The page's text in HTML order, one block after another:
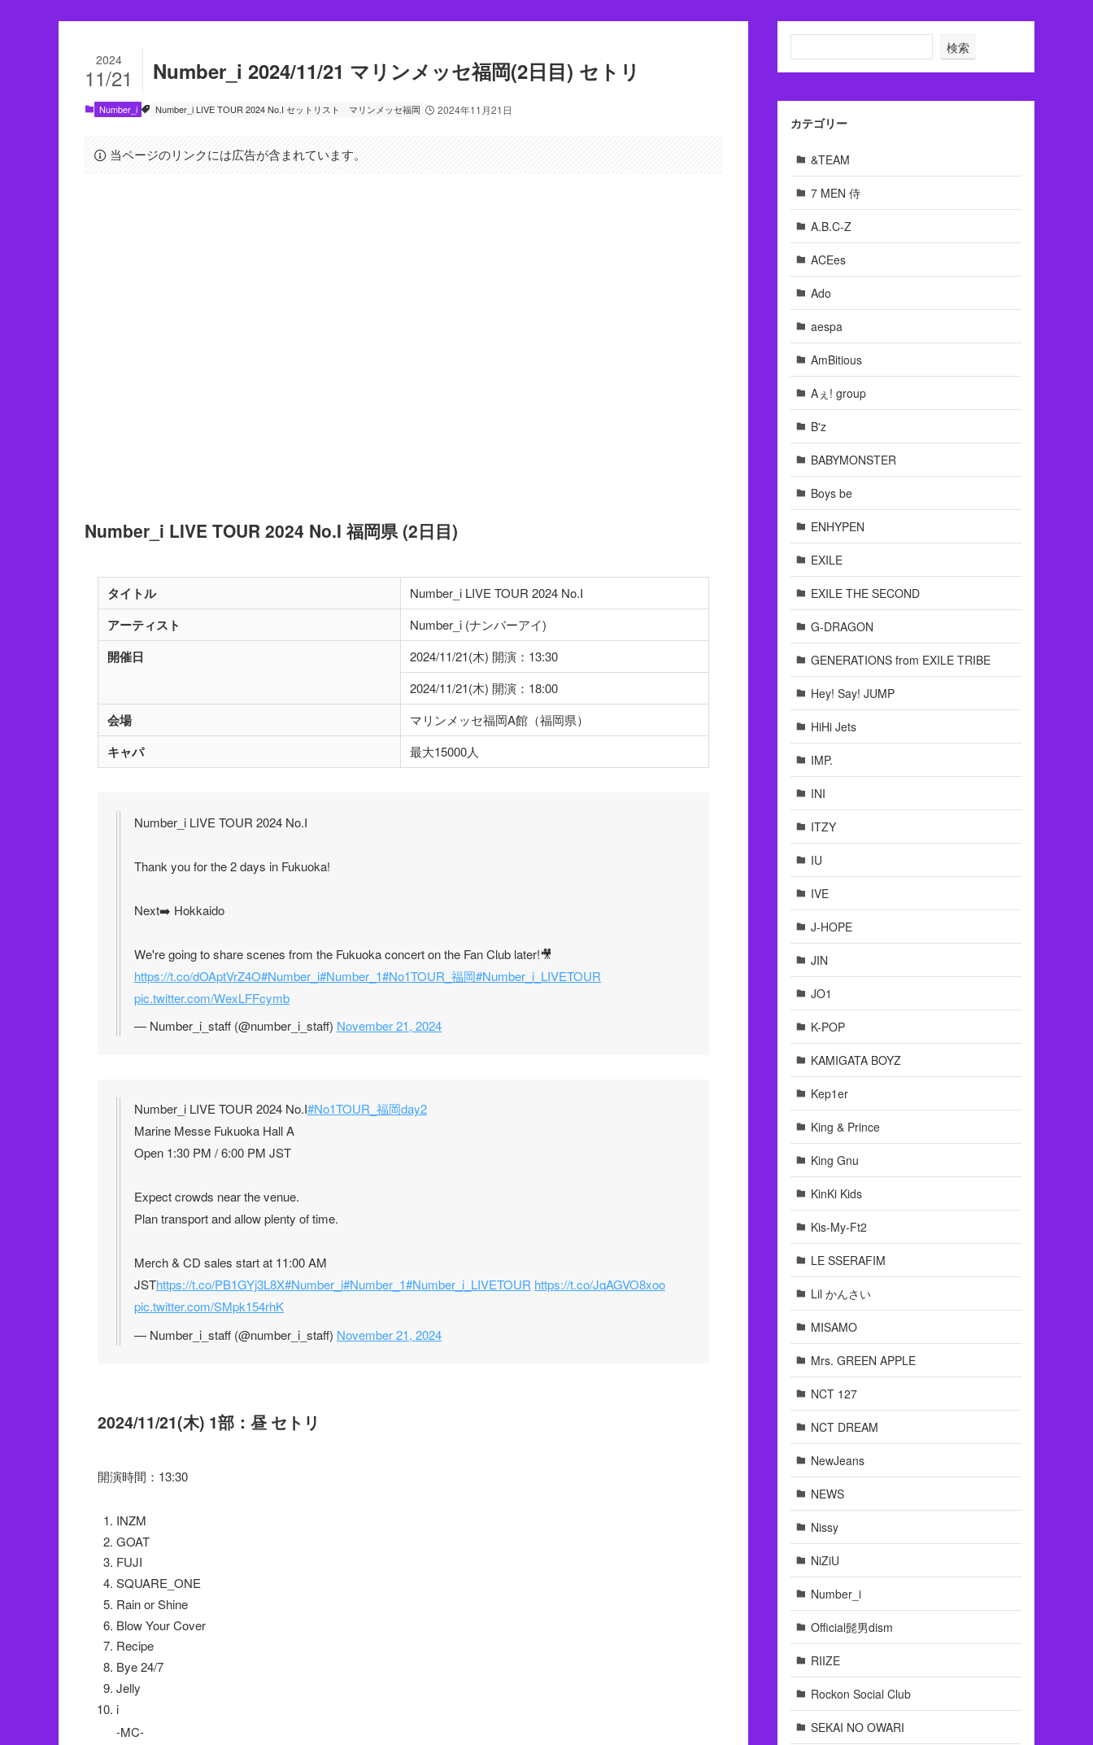
Number_i 2024/11/21 マリンメッセ福岡(2日目) セトリ
2024
11/21
Number_i Number_i LIVE TOUR 2024 No.I セットリスト マリンメッセ福岡 2024年11月21日
当ページのリンクには広告が含まれています。
Number_i LIVE TOUR 2024 No.I 福岡県 (2日目)
タイトル Number_i LIVE TOUR 2024 No.I
アーティスト Number_i (ナンバーアイ)
開催日
2024/11/21(木) 開演：13:30
2024/11/21(木) 開演：18:00
会場 マリンメッセ福岡A館（福岡県）
キャパ 最大15000人
Number_i LIVE TOUR 2024 No.I
Thank you for the 2 days in Fukuoka!
Next➡️ Hokkaido
We're going to share scenes from the Fukuoka concert on the Fan Club later!🎥
https://t.co/dOAptVrZ4O#Number_i#Number_1#No1TOUR_福岡#Number_i_LIVETOUR
pic.twitter.com/WexLFFcymb
— Number_i_staff (@number_i_staff) November 21, 2024
Number_i LIVE TOUR 2024 No.I#No1TOUR_福岡day2
Marine Messe Fukuoka Hall A
Open 1:30 PM / 6:00 PM JST
Expect crowds near the venue.
Plan transport and allow plenty of time.
Merch & CD sales start at 11:00 AM
JSThttps://t.co/PB1GYj3L8X#Number_i#Number_1#Number_i_LIVETOUR https://t.co/JqAGVO8xoo
pic.twitter.com/SMpk154rhK
— Number_i_staff (@number_i_staff) November 21, 2024
2024/11/21(木) 1部：昼 セトリ
開演時間：13:30
INZM
GOAT
FUJI
SQUARE_ONE
Rain or Shine
Blow Your Cover
Recipe
Bye 24/7
Jelly
i
-MC-
検索
カテゴリー
&TEAM
7 MEN 侍
A.B.C-Z
ACEes
Ado
aespa
AmBitious
Aぇ! group
B'z
BABYMONSTER
Boys be
ENHYPEN
EXILE
EXILE THE SECOND
G-DRAGON
GENERATIONS from EXILE TRIBE
Hey! Say! JUMP
HiHi Jets
IMP.
INI
ITZY
IU
IVE
J-HOPE
JIN
JO1
K-POP
KAMIGATA BOYZ
Kep1er
King & Prince
King Gnu
KinKi Kids
Kis-My-Ft2
LE SSERAFIM
Lil かんさい
MISAMO
Mrs. GREEN APPLE
NCT 127
NCT DREAM
NewJeans
NEWS
Nissy
NiZiU
Number_i
Official髭男dism
RIIZE
Rockon Social Club
SEKAI NO OWARI